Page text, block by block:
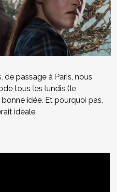
passage à Paris, nous
tous les lundis (le
idée. Et pourquoi pas,
idéale.